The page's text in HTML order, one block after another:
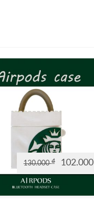
130.000₫
Original
price
was:
102.000
Current
price
is: